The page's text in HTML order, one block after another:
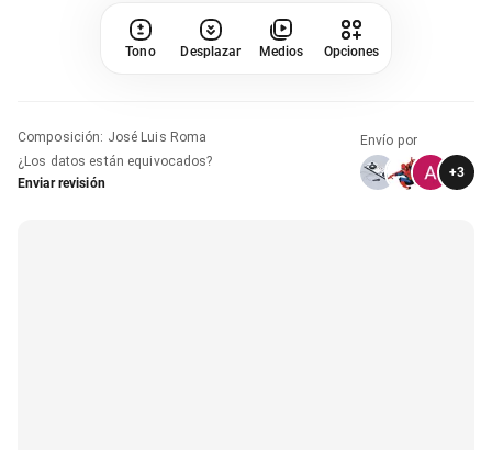
Tono Desplazar Medios Opciones
Composición: José Luis Roma
¿Los datos están equivocados?
Enviar revisión
Envío por
+3